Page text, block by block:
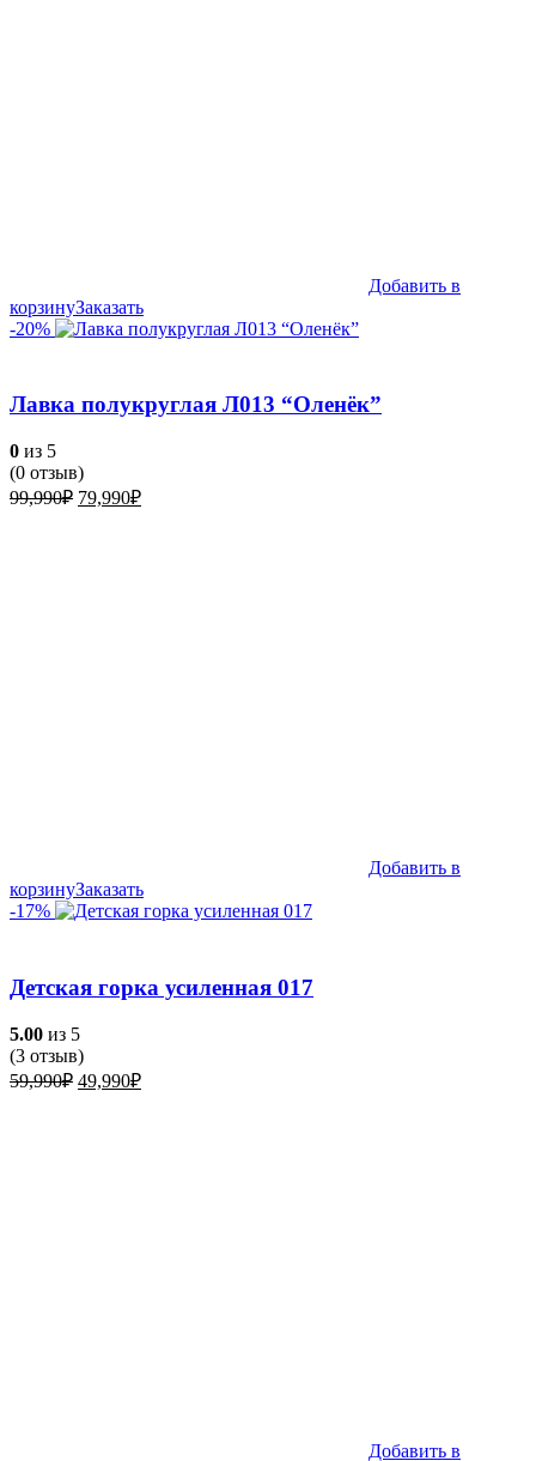
Добавить в
корзинуЗаказать
-20%
Лавка полукруглая Л013 “Оленёк”
0 из 5
(0 отзыв)
99,990₽ Первоначальная
79,990₽Текущая
Добавить в
корзинуЗаказать
-17%
Детская горка усиленная 017
5.00 из 5
(3 отзыв)
59,990₽ Первоначальная
49,990₽Текущая
Добавить в